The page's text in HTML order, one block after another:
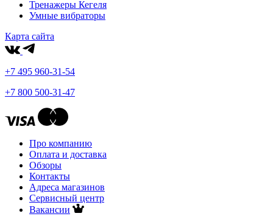
Тренажеры Кегеля
Умные вибраторы
Карта сайта
+7 495 960-31-54
+7 800 500-31-47
Про компанию
Оплата и доставка
Обзоры
Контакты
Адреса магазинов
Сервисный центр
Вакансии